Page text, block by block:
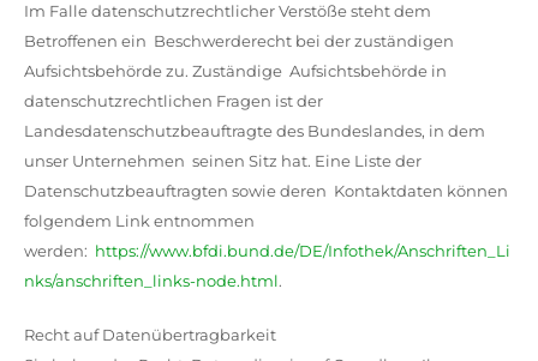
Im Falle datenschutzrechtlicher Verstöße steht dem
Betroffenen ein Beschwerderecht bei der zuständigen
Aufsichtsbehörde zu. Zuständige Aufsichtsbehörde in
datenschutzrechtlichen Fragen ist der
Landesdatenschutzbeauftragte des Bundeslandes, in dem
unser Unternehmen seinen Sitz hat. Eine Liste der
Datenschutzbeauftragten sowie deren Kontaktdaten können
folgendem Link entnommen
werden: https://www.bfdi.bund.de/DE/Infothek/Anschriften_Li
nks/anschriften_links-node.html.
Recht auf Datenübertragbarkeit